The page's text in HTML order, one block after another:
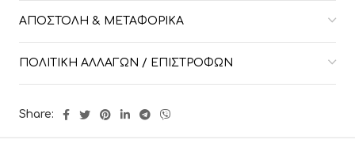
ΑΠΟΣΤΟΛΉ & ΜΕΤΑΦΟΡΙΚΆ
ΠΟΛΙΤΙΚΉ ΑΛΛΑΓΏΝ / ΕΠΙΣΤΡΟΦΏΝ
Share: